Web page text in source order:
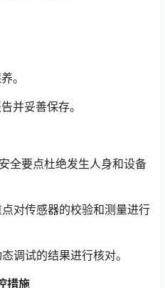
。
并妥善保存。
全要点杜绝发生人身和设备
对传感器的校验和测量进行
调试的结果进行核对。
措施